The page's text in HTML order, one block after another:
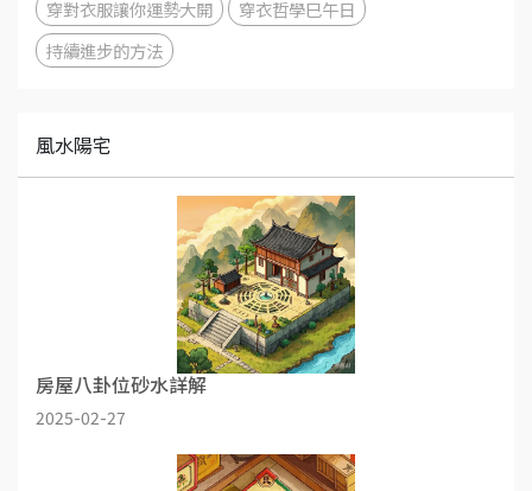
穿對衣服讓你運勢大開
穿衣哲學巳午日
持續進步的方法
風水陽宅
房屋八卦位砂水詳解
2025-02-27